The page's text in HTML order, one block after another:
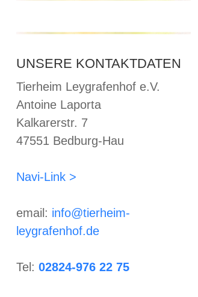
UNSERE KONTAKTDATEN
Tierheim Leygrafenhof e.V.
Antoine Laporta
Kalkarerstr. 7
47551 Bedburg-Hau
Navi-Link >
email: info@tierheim-
leygrafenhof.de
Tel: 02824-976 22 75